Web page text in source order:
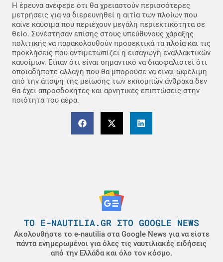
Η έρευνα ανέφερε ότι θα χρειαστούν περισσότερες
μετρήσεις για να διερευνηθεί η αιτία των πλοίων που
καίνε καύσιμα που περιέχουν μεγάλη περιεκτικότητα σε
θείο. Συνέστησαν επίσης στους υπεύθυνους χάραξης
πολιτικής να παρακολουθούν προσεκτικά τα πλοία και τις
προκλήσεις που αντιμετωπίζει η εισαγωγή εναλλακτικών
καυσίμων. Είπαν ότι είναι σημαντικό να διασφαλιστεί ότι
οποιαδήποτε αλλαγή που θα μπορούσε να είναι ωφέλιμη
από την άποψη της μείωσης των εκπομπών άνθρακα δεν
θα έχει απροσδόκητες και αρνητικές επιπτώσεις στην
ποιότητα του αέρα.
ΤΟ E-NAUTILIA.GR ΣΤΟ GOOGLE NEWS
Ακολουθήστε το e-nautilia στα Google News για να είστε
πάντα ενημερωμένοι για όλες τις ναυτιλιακές ειδήσεις
από την Ελλάδα και όλο τον κόσμο.